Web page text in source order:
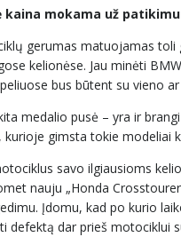
kaina mokama už
gerumas matuojamas
kelionėse. Jau minėti
bus būtent su vieno
medalio pusė – yra ir
gimsta tokie modeliai
savo ilgiausioms
nauju „Honda
Įdomu, kad po kurio
defektą dar prieš motociklui